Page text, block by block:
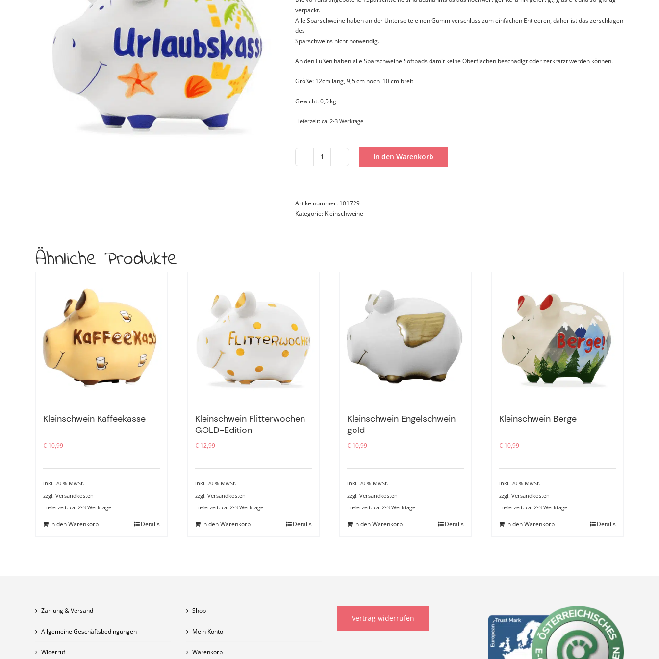
verpackt.
Alle Sparschweine haben an der Unterseite einen Gummiverschluss zum einfachen Entleeren, daher ist das zerschlagen
des
Sparschweins nicht notwendig.
An den Füßen haben alle Sparschweine Softpads damit keine Oberflächen beschädigt oder zerkratzt werden können.
Größe: 12cm lang, 9,5 cm hoch, 10 cm breit
Gewicht: 0,5 kg
Lieferzeit: ca. 2-3 Werktage
Kleinschwein
In den Warenkorb
Artikelnummer: 101729
Kategorie: Kleinschweine
Ähnliche Produkte
Kleinschwein Kaffeekasse
€ 10,99
inkl. 20 % MwSt.
zzgl. Versandkosten
Lieferzeit: ca. 2-3 Werktage
In den Warenkorb Details
Kleinschwein Flitterwochen
GOLD-Edition
€ 12,99
inkl. 20 % MwSt.
zzgl. Versandkosten
Lieferzeit: ca. 2-3 Werktage
In den Warenkorb Details
Kleinschwein Engelschwein
gold
€ 10,99
inkl. 20 % MwSt.
zzgl. Versandkosten
Lieferzeit: ca. 2-3 Werktage
In den Warenkorb Details
Kleinschwein Berge
€ 10,99
inkl. 20 % MwSt.
zzgl. Versandkosten
Lieferzeit: ca. 2-3 Werktage
In den Warenkorb Details
Zahlung & Versand
Allgemeine Geschäftsbedingungen
Widerruf
Shop
Mein Konto
Warenkorb
Vertrag widerrufen